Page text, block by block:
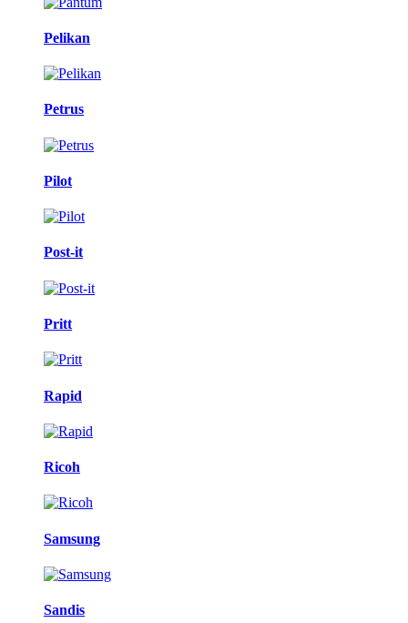
Pelikan
Petrus
Pilot
Post-it
Pritt
Rapid
Ricoh
Samsung
Sandis